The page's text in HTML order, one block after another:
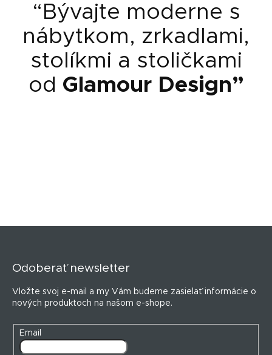
“Bývajte moderne s
nábytkom, zrkadlami,
stolíkmi a stoličkami
od Glamour Design”
Odoberať newsletter
Vložte svoj e-mail a my Vám budeme zasielať informácie o
nových produktoch na našom e-shope.
Email